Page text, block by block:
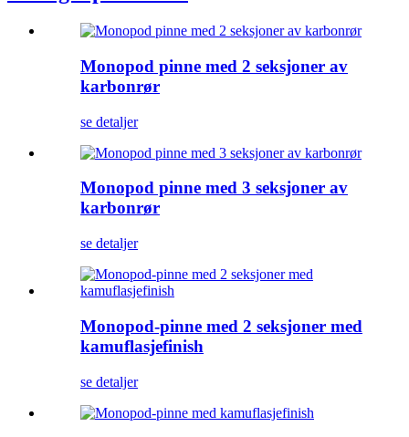
Monopod pinne med 2 seksjoner av
karbonrør
se detaljer
Monopod pinne med 3 seksjoner av
karbonrør
se detaljer
Monopod-pinne med 2 seksjoner med
kamuflasjefinish
se detaljer